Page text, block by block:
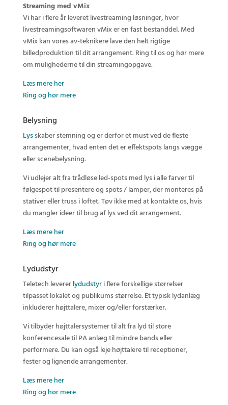
Streaming med vMix
Vi har i flere år leveret livestreaming løsninger, hvor
livestreamingsoftwaren vMix er en fast bestanddel. Med
vMix kan vores av-teknikere lave den helt rigtige
billedproduktion til dit arrangement. Ring til os og hør mere
om mulighederne til din streamingopgave.
Læs mere her
Ring og hør mere
Belysning
Lysskaber stemning og er derfor et must ved de fleste
arrangementer, hvad enten det er effektspots langs vægge
eller scenebelysning.
Vi udlejer alt fra trådløse led-spots med lys i alle farver til
følgespot til presentere og spots / lamper, der monteres på
stativer eller truss i loftet. Tøv ikke med at kontakte os, hvis
du mangler ideer til brug af lys ved dit arrangement.
Læs mere her
Ring og hør mere
Lydudstyr
Teletech levererlydudstyri flere forskellige størrelser
tilpasset lokalet og publikums størrelse. Et typisk lydanlæg
inkluderer højttalere, mixer og/eller forstærker.
Vi tilbyder højttalersystemer til alt fra lyd til store
konferencesale til PA anlæg til mindre bands eller
performere. Du kan også leje højttalere til receptioner,
fester og lignende arrangementer.
Læs mere her
Ring og hør mere